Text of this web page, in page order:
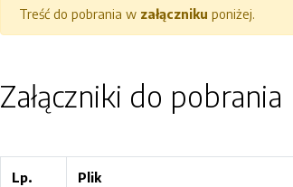
Treść do pobrania w załączniku poniżej.
Załączniki do pobrania
Lp. Plik